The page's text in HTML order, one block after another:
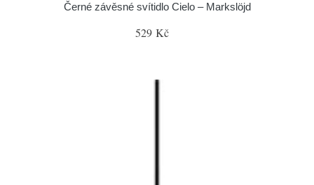
Černé závěsné svítidlo Cielo – Markslöjd
529 Kč